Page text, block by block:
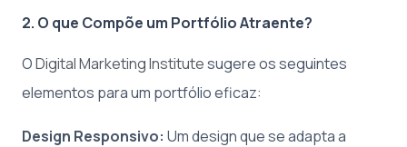
2. O que Compõe um Portfólio Atraente?
ODigital Marketing Institutesugere os seguintes
elementos para um portfólio eficaz:
Design Responsivo: Um design que se adapta a